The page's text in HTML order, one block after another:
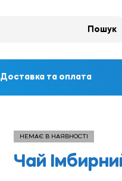
Пошук
Доставка та оплата
НЕМАЄ В НАЯВНОСТІ
Чай